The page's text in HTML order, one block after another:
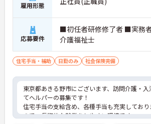
雇用形態
応募要件
■初任者研修修了者 ■実務
介護福祉士
住宅手当・補助 日勤のみ 社会保険完備
東京都あきる野市にございます、訪問介護・入
てヘルパーの募集です！
住宅手当の支給含め、各種手当も充実しており
ので、長期的な就業をしやすい環境です。